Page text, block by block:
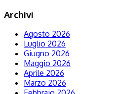
Archivi
Agosto 2026
Luglio 2026
Giugno 2026
Maggio 2026
Aprile 2026
Marzo 2026